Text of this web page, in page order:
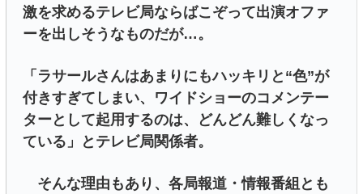
激を求めるテレビ局ならばこぞって出演オファ
ーを出しそうなものだが…。
「ラサールさんはあまりにもハッキリと“色”が
付きすぎてしまい、ワイドショーのコメンテー
ターとして起用するのは、どんどん難しくなっ
ている」とテレビ局関係者。
そんな理由もあり、各局報道・情報番組とも